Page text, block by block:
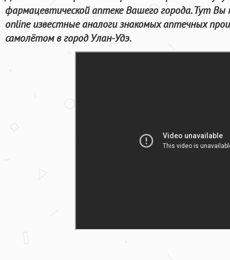
фармацевтической аптеке Вашего города. Тут
online известные аналоги знакомых аптечных
самолётом в город Улан-Удэ.